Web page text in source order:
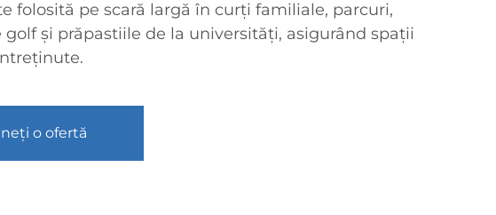
folosită pe scară largă în curți familiale, parcuri,
și prăpastiile de la universități, asigurând spații
o ofertă